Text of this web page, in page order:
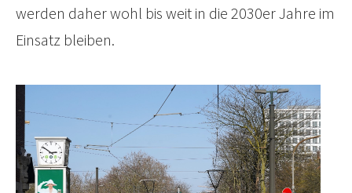
werden daher wohl bis weit in die 2030er Jahre im
Einsatz bleiben.